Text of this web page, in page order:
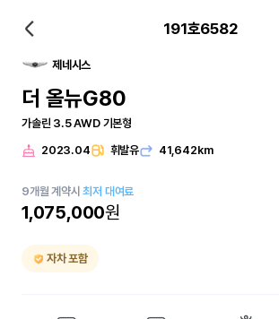
191호6582
제네시스
더 올뉴G80
가솔린 3.5 AWD 기본형
2023.04 휘발유 41,642km
9개월 계약시최저 대여료
1,075,000원
자차 포함